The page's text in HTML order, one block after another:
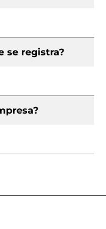
se registra?